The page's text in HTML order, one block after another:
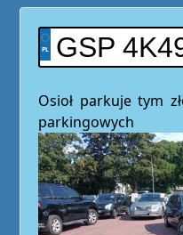
GSP
Osioł parkuje tym
parkingowych